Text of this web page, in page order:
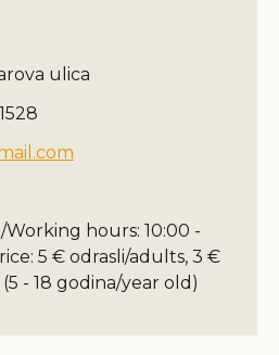
ulica
hours: 10:00 -
5 € odrasli/adults, 3 €
- 18 godina/year old)